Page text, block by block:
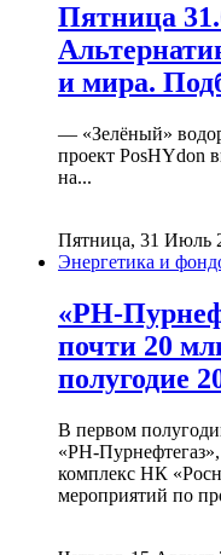
Пятница
и мира.
— «Зелёный»
проект PosHYdon
на...
Пятница, 31 Июль
Энергетика и
«РН-
почти 20
полугодие
В первом
«РН-
комплекс НК
мероприятий по